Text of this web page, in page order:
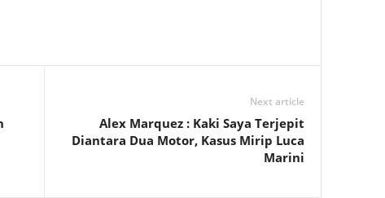
Next article
Alex Marquez : Kaki Saya Terjepit
Diantara Dua Motor, Kasus Mirip Luca
Marini